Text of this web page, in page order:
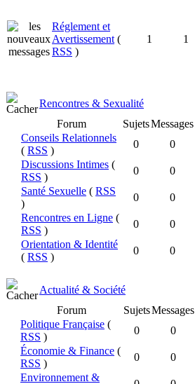
Réglement et
Avertissement (
RSS )
1 1
Rencontres & Sexualité
Forum
SujetsMessages
Conseils Relationnels
( RSS )
0 0
Discussions Intimes (
RSS )
0 0
Santé Sexuelle ( RSS
)
0 0
Rencontres en Ligne (
RSS )
0 0
Orientation & Identité
( RSS )
0 0
Actualité & Société
Forum
SujetsMessages
Politique Française (
RSS )
0 0
Économie & Finance (
RSS )
0 0
Environnement &